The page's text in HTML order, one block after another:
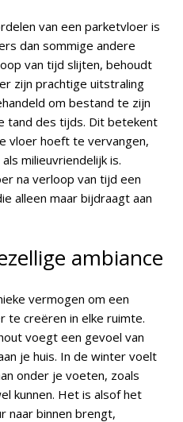
van een parketvloer is
dan sommige andere
van tijd slijten, behoudt
zijn prachtige uitstraling
om bestand te zijn
tand des tijds. Dit betekent
vloer hoeft te vervangen,
milieuvriendelijk is.
na verloop van tijd een
alleen maar bijdraagt aan
ambiance
vermogen om een
te creëren in elke ruimte.
voegt een gevoel van
je huis. In de winter voelt
onder je voeten, zoals
kunnen. Het is alsof het
naar binnen brengt,